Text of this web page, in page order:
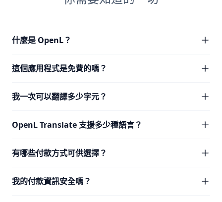
什麼是 OpenL？
這個應用程式是免費的嗎？
我一次可以翻譯多少字元？
OpenL Translate 支援多少種語言？
有哪些付款方式可供選擇？
我的付款資訊安全嗎？